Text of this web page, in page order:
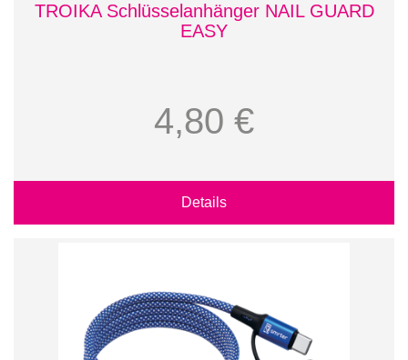
TROIKA Schlüsselanhänger NAIL GUARD
EASY
4,80 €
Details